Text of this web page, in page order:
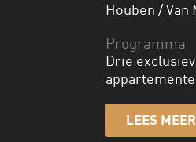
Houben / Van
Programma
Drie
LEES MEER